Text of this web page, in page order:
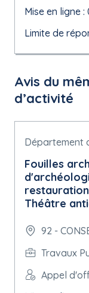
Mise en ligne
Limite de
Avis du
d’activité
Département
Fouilles
Théâtre
92 -
Travaux
Appel